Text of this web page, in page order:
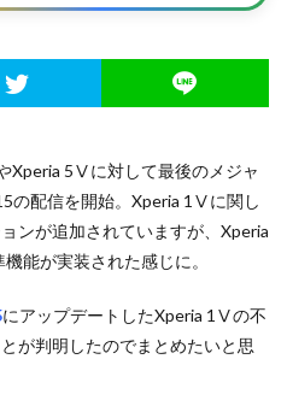
Xperia 5Ⅴに対して最後のメジャ
の配信を開始。Xperia 1Ⅴに関し
ンが追加されていますが、Xperia
能が実装された感じに。
にアップデートしたXperia 1Ⅴの不
が判明したのでまとめたいと思